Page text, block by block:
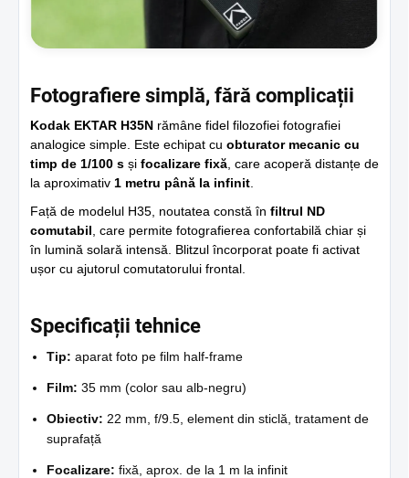
Fotografiere simplă, fără complicații
Kodak EKTAR H35N rămâne fidel filozofiei fotografiei
analogice simple. Este echipat cu obturator mecanic cu
timp de 1/100 s și focalizare fixă , care acoperă distanțe de
la aproximativ 1 metru până la infinit
Față de modelul H35, noutatea constă în filtrul ND
comutabil , care permite fotografierea confortabilă chiar și
în lumină solară intensă. Blitzul încorporat poate fi activat
ușor cu ajutorul comutatorului frontal.
Specificații tehnice
Tip: aparat foto pe film half-frame
Film: 35 mm (color sau alb-negru)
Obiectiv: 22 mm, f/9.5, element din sticlă, tratament de
suprafață
Focalizare: fixă, aprox. de la 1 m la infinit